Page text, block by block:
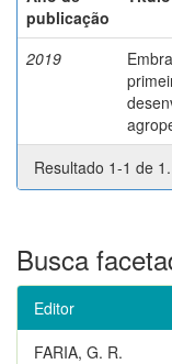
publicação
2019
Resultado 1-1 de 1.
Busca
Editor
FARIA, G. R.